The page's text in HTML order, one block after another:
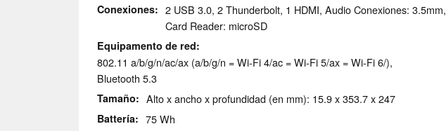
Conexiones
2 USB 3.0, 2 Thunderbolt, 1 HDMI, Audio Conexiones: 3.5mm,
Card Reader: microSD
Equipamento de red
802.11 a/b/g/n/ac/ax (a/b/g/n = Wi-Fi 4/ac = Wi-Fi 5/ax = Wi-Fi 6/),
Bluetooth 5.3
Tamaño Alto x ancho x profundidad (en mm): 15.9 x 353.7 x 247
Battería 75 Wh